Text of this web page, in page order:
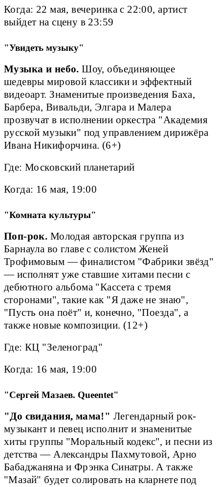
Когда: 22 мая, вечеринка с 22:00, артист
выйдет на сцену в 23:59
"Увидеть музыку"
Музыка и небо. Шоу, объединяющее
шедевры мировой классики и эффектный
видеоарт. Знаменитые произведения Баха,
Барбера, Вивальди, Элгара и Малера
прозвучат в исполнении оркестра "Академия
русской музыки" под управлением дирижёра
Ивана Никифорчина. (6+)
Где: Московский планетарий
Когда: 16 мая, 19:00
"Комната культуры"
Поп-рок. Молодая авторская группа из
Барнаула во главе с солистом Женей
Трофимовым — финалистом "Фабрики звёзд"
— исполнят уже ставшие хитами песни с
дебютного альбома "Кассета с тремя
сторонами", такие как "Я даже не знаю",
"Пусть она поёт" и, конечно, "Поезда", а
также новые композиции. (12+)
Где: КЦ "Зеленоград"
Когда: 16 мая, 19:00
"Сергей Мазаев. Queentet"
"До свидания, мама!" Легендарный рок-
музыкант и певец исполнит и знаменитые
хиты группы "Моральный кодекс", и песни из
детства — Александры Пахмутовой, Арно
Бабаджаняна и Фрэнка Синатры. А также
"Мазай" будет солировать на кларнете под